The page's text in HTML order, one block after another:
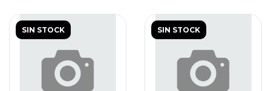
SIN STOCK SIN STOCK